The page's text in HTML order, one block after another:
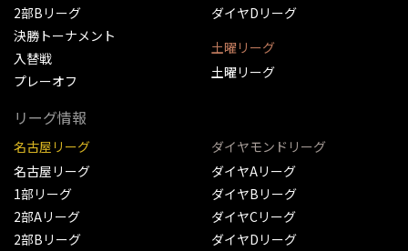
2部Bリーグ
決勝トーナメント
入替戦
プレーオフ
ダイヤDリーグ
土曜リーグ
土曜リーグ
リーグ情報
名古屋リーグ
名古屋リーグ
1部リーグ
2部Aリーグ
2部Bリーグ
ダイヤモンドリーグ
ダイヤAリーグ
ダイヤBリーグ
ダイヤCリーグ
ダイヤDリーグ